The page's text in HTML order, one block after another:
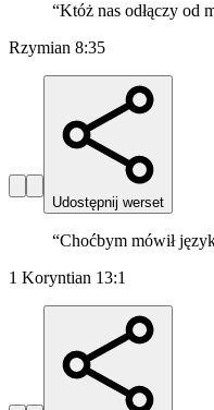
“Któż nas odłączy od
Rzymian 8:35
Udostępnij werset
“Choćbym mówił
1 Koryntian 13:1